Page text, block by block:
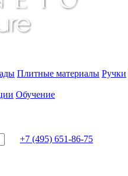
Плитные материалы Ручки
Обучение
+7 (495) 651-86-75